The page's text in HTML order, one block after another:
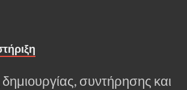
συντήρησης και